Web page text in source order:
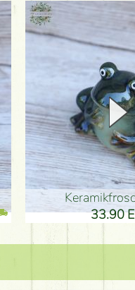
33.90